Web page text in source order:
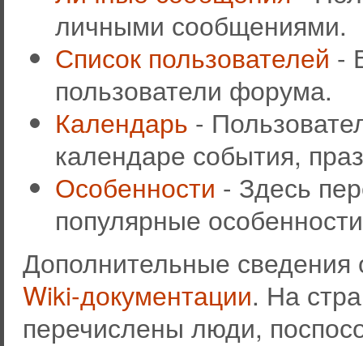
личными сообщениями.
Список пользователей -
пользователи форума.
Календарь -
календаре события,
Особенности - Здесь
популярные
Дополнительные
Wiki-документации. На
перечислены люди,